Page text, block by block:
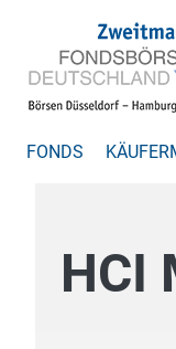
FONDS
HCI